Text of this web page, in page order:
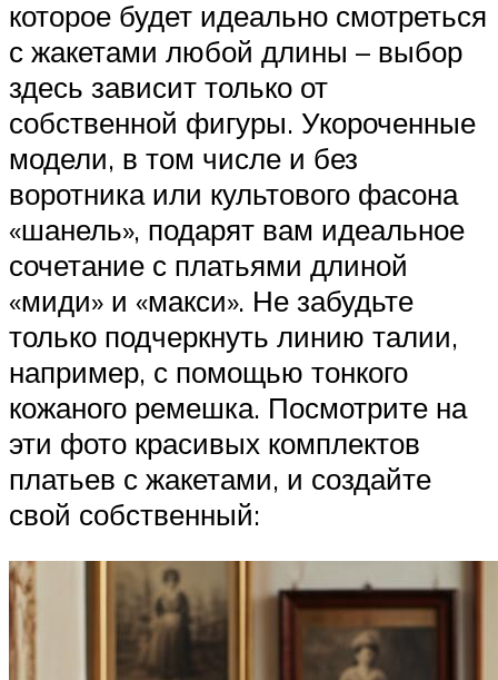
которое будет идеально смотреться
с жакетами любой длины – выбор
здесь зависит только от
собственной фигуры. Укороченные
модели, в том числе и без
воротника или культового фасона
«шанель», подарят вам идеальное
сочетание с платьями длиной
«миди» и «макси». Не забудьте
только подчеркнуть линию талии,
например, с помощью тонкого
кожаного ремешка. Посмотрите на
эти фото красивых комплектов
платьев с жакетами, и создайте
свой собственный: